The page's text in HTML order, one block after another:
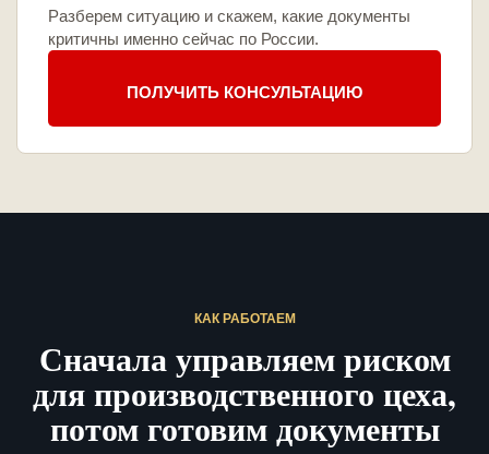
Разберем ситуацию и скажем, какие документы
критичны именно сейчас по России.
ПОЛУЧИТЬ КОНСУЛЬТАЦИЮ
КАК РАБОТАЕМ
Сначала управляем риском
для производственного цеха,
потом готовим документы